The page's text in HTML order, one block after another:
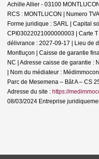
Achille Allier - 03100
RCS : MONTLUCON | Numero
Forme juridique : SARL | Capital
CPI03022021000000003 | Carte
délivrance : 2027-09-17 | Lieu de
Montluçon | Caisse de garantie
NC | Adresse caisse de garantie :
| Nom du médiateur :
Parc de Mesemena – Bât A – CS
Adresse du site : https://
08/03/2024 Entreprise